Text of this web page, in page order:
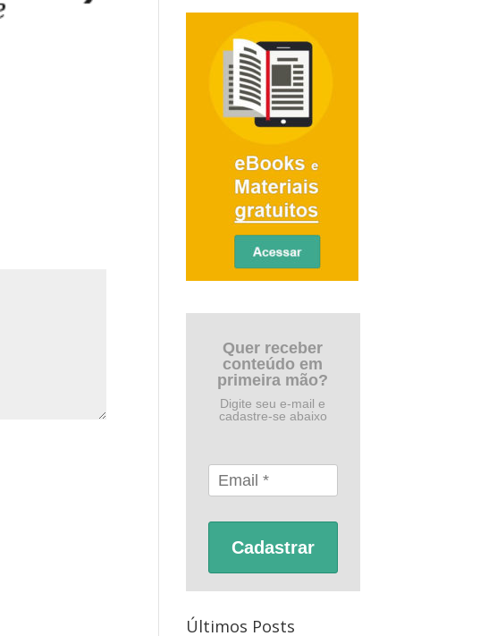
Quer receber
conteúdo em
primeira mão?
Digite seu e-mail e
cadastre-se abaixo
Cadastrar
Últimos Posts